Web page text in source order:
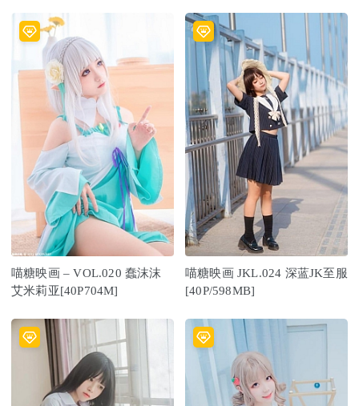
喵糖映画 – VOL.020 蠢沫沫
艾米莉亚[40P704M]
喵糖映画 JKL.024 深蓝JK至服
[40P/598MB]